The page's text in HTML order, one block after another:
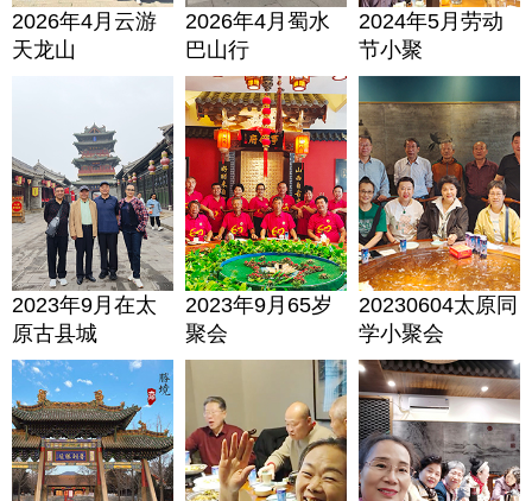
2026年4月云游
天龙山
2026年4月蜀水
巴山行
2024年5月劳动
节小聚
2023年9月在太
原古县城
2023年9月65岁
聚会
20230604太原同
学小聚会